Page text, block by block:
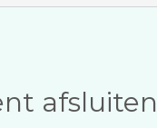
afsluiten